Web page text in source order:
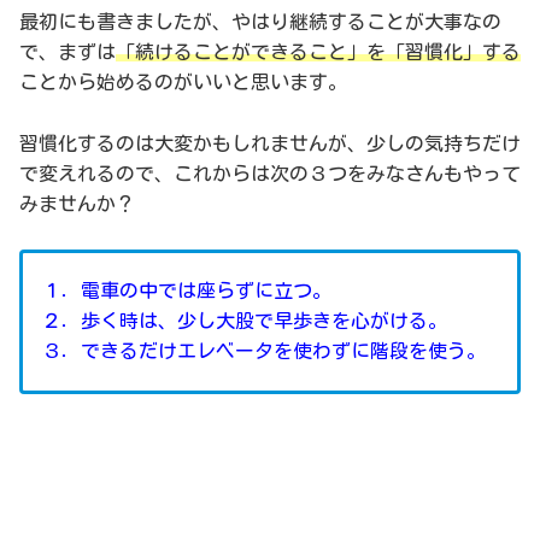
最初にも書きましたが、やはり継続することが大事なの
で、まずは「続けることができること」を「習慣化」する
ことから始めるのがいいと思います。
習慣化するのは大変かもしれませんが、少しの気持ちだけ
で変えれるので、これからは次の３つをみなさんもやって
みませんか？
１．電車の中では座らずに立つ。
２．歩く時は、少し大股で早歩きを心がける。
３．できるだけエレベータを使わずに階段を使う。